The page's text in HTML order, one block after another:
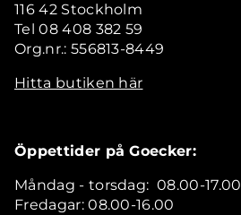
116 42 Stockholm
Tel 08 408 382 59
Org.nr.: 556813-8449
Hitta butiken här
Öppettider på Goecker:
Måndag - torsdag: 08.00-17.00
Fredagar: 08.00-16.00